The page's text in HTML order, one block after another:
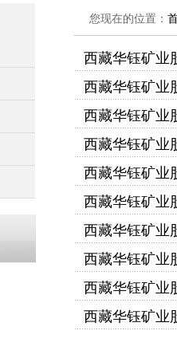
您现在的位置：
西藏华钰矿业
西藏华钰矿业
西藏华钰矿业
西藏华钰矿业
西藏华钰矿业
西藏华钰矿业
西藏华钰矿业
西藏华钰矿业
西藏华钰矿业
西藏华钰矿业